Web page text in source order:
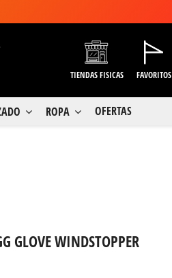
TIENDAS FISICAS FAVORITOS
ROPA OFERTAS
GLOVE WINDSTOPPER